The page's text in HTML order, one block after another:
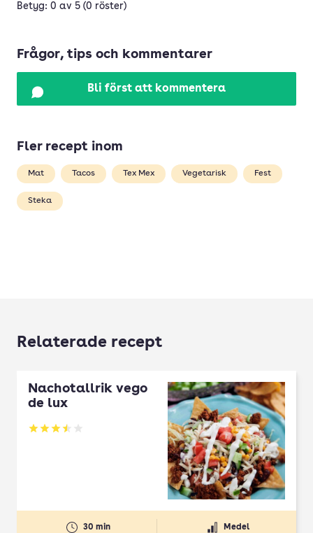
Betyg: 0 av 5 (0 röster)
Frågor, tips och kommentarer
Bli först att kommentera
Fler recept inom
Mat Tacos Tex Mex Vegetarisk Fest
Steka
Relaterade recept
Nachotallrik vego
de lux
Betyg: 3.5 av 5
30 min Medel